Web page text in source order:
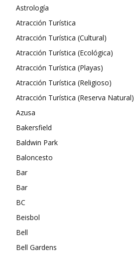
Astrología
Atracción Turística
Atracción Turística (Cultural)
Atracción Turística (Ecológica)
Atracción Turística (Playas)
Atracción Turística (Religioso)
Atracción Turística (Reserva Natural)
Azusa
Bakersfield
Baldwin Park
Baloncesto
Bar
Bar
BC
Beisbol
Bell
Bell Gardens